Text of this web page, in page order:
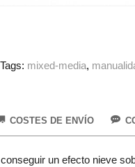
Tags: mixed-media
COSTES DE ENVÍO
un efecto nieve